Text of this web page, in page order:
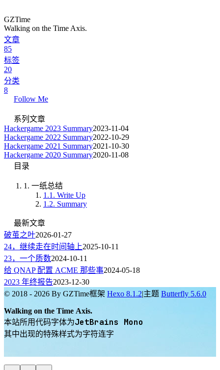
GZTime
Walking on the Time Axis.
文章
85
标签
20
分类
8
Follow Me
系列文章
Hackergame 2023 Summary2023-11-04
Hackergame 2022 Summary2022-10-29
Hackergame 2021 Summary2021-10-30
Hackergame 2020 Summary2020-11-08
目录
1. 一纸总结
1.1. Write Up
1.2. Summary
最新文章
破茧之叶2026-01-27
24，继续走在时间轴上2025-10-11
23，一个质数2024-10-11
给 QNAP 配置 ACME 那些事2024-05-18
2023 年终报告2023-12-30
© 2018 - 2026 By GZTime框架 Hexo 8.1.2|主题 Butterfly 5.6.0
Walking on the Time Axis.
本站所用代码字体为JetBrains Mono
其中出现的特殊样式为字符连字